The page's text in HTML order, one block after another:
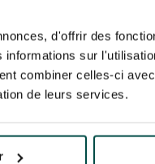
d'offrir des
sur
combiner celles-ci
de leurs services.